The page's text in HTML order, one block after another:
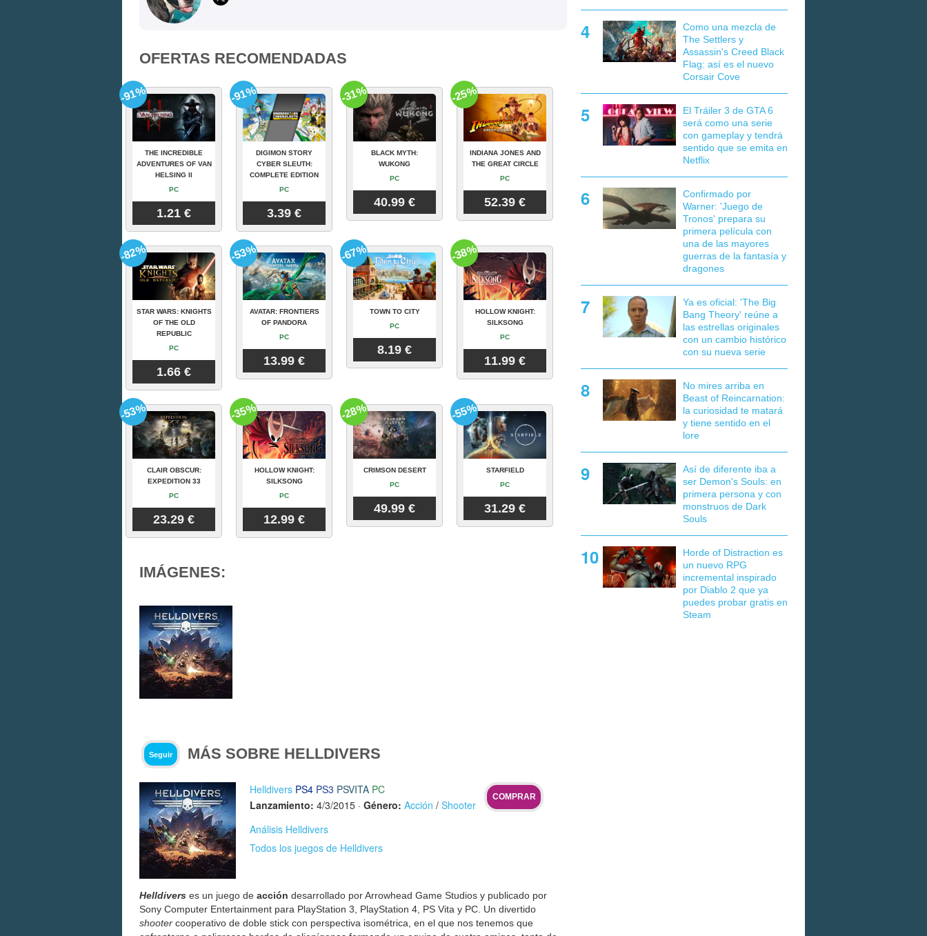
OFERTAS RECOMENDADAS
THE INCREDIBLE
ADVENTURES OF VAN
HELSING II
PC
1.21 €
-91%
DIGIMON STORY
CYBER SLEUTH:
COMPLETE EDITION
PC
3.39 €
-91%
BLACK MYTH:
WUKONG
PC
40.99 €
-31%
INDIANA JONES AND
THE GREAT CIRCLE
PC
52.39 €
-25%
STAR WARS: KNIGHTS
OF THE OLD
REPUBLIC
PC
1.66 €
-82%
AVATAR: FRONTIERS
OF PANDORA
PC
13.99 €
-53%
TOWN TO CITY
PC
8.19 €
-67%
HOLLOW KNIGHT:
SILKSONG
PC
11.99 €
-38%
CLAIR OBSCUR:
EXPEDITION 33
PC
23.29 €
-53%
HOLLOW KNIGHT:
SILKSONG
PC
12.99 €
-35%
CRIMSON DESERT
PC
49.99 €
-28%
STARFIELD
PC
31.29 €
-55%
IMÁGENES:
Seguir MÁS SOBRE HELLDIVERS
Helldivers PS4 PS3 PSVITA PC
Lanzamiento: 4/3/2015 · Género: Acción / Shooter
COMPRAR
Análisis Helldivers
Todos los juegos de Helldivers
Helldivers es un juego de acción desarrollado por Arrowhead Game Studios y publicado por
Sony Computer Entertainment para PlayStation 3, PlayStation 4, PS Vita y PC. Un divertido
shooter cooperativo de doble stick con perspectiva isométrica, en el que nos tenemos que
Como una mezcla de
The Settlers y
Assassin's Creed Black
Flag: así es el nuevo
Corsair Cove
El Tráiler 3 de GTA 6
será como una serie
con gameplay y tendrá
sentido que se emita en
Netflix
Confirmado por
Warner: 'Juego de
Tronos' prepara su
primera película con
una de las mayores
guerras de la fantasía y
dragones
Ya es oficial: 'The Big
Bang Theory' reúne a
las estrellas originales
con un cambio histórico
con su nueva serie
No mires arriba en
Beast of Reincarnation:
la curiosidad te matará
y tiene sentido en el
lore
Así de diferente iba a
ser Demon's Souls: en
primera persona y con
monstruos de Dark
Souls
Horde of Distraction es
un nuevo RPG
incremental inspirado
por Diablo 2 que ya
puedes probar gratis en
Steam